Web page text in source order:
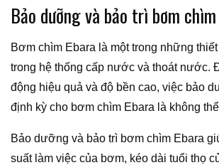
Bảo dưỡng và bảo trì bơm
Bơm chìm Ebara là một trong những
trong hệ thống cấp nước và thoát nước.
động hiệu quả và độ bền cao, việc bảo
định kỳ cho bơm chìm Ebara là không
Bảo dưỡng và bảo trì bơm chìm Ebara
suất làm việc của bơm, kéo dài tuổi thọ